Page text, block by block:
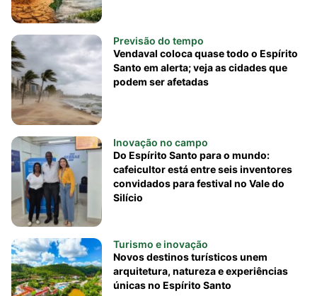
Previsão do tempo
Vendaval coloca quase todo o Espírito
Santo em alerta; veja as cidades que
podem ser afetadas
Inovação no campo
Do Espírito Santo para o mundo:
cafeicultor está entre seis inventores
convidados para festival no Vale do
Silício
Turismo e inovação
Novos destinos turísticos unem
arquitetura, natureza e experiências
únicas no Espírito Santo